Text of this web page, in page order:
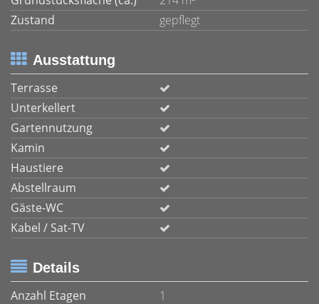
Zustand
gepflegt
Ausstattung
Terrasse
Unterkellert
Gartennutzung
Kamin
Haustiere
Abstellraum
Gäste-WC
Kabel / Sat-TV
Details
Anzahl Etagen
1